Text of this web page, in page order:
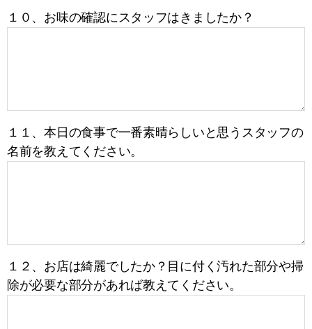
１０、お味の確認にスタッフはきましたか？
１１、本日の食事で一番素晴らしいと思うスタッフの
名前を教えてください。
１２、お店は綺麗でしたか？目に付く汚れた部分や掃
除が必要な部分があれば教えてください。